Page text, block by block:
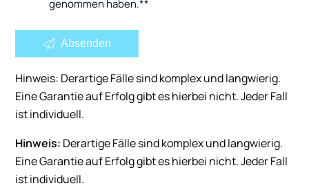
genommen haben.*
Absenden
Hinweis: Derartige Fälle sind komplex und langwierig.
Eine Garantie auf Erfolg gibt es hierbei nicht. Jeder Fall
ist individuell.
Hinweis: Derartige Fälle sind komplex und langwierig.
Eine Garantie auf Erfolg gibt es hierbei nicht. Jeder Fall
ist individuell.